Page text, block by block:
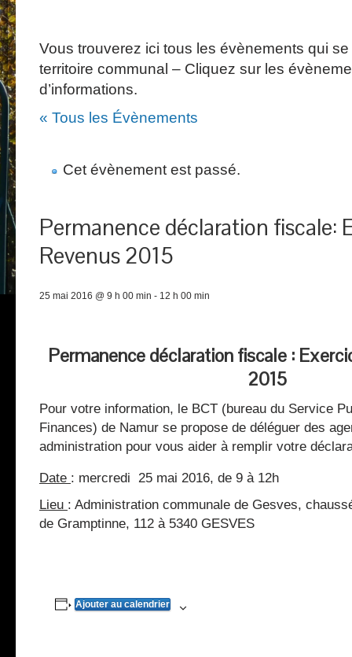
Vous trouverez ici tous les évènements qui
territoire communal – Cliquez sur les
d’informations.
« Tous les Évènements
Cet évènement est passé.
Permanence déclaration fiscale:
Revenus 2015
25 mai 2016 @ 9 h 00 min - 12 h 00 min
Permanence déclaration fiscale :
2015
Pour votre information, le BCT (bureau du Service
Finances) de Namur se propose de déléguer des
administration pour vous aider à remplir votre
Date : mercredi 25 mai 2016, de 9 à 12h
Lieu : Administration communale de Gesves,
de Gramptinne, 112 à 5340 GESVES
Ajouter au calendrier